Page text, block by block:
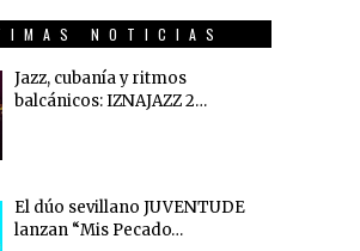
NOTICIAS
Jazz, cubanía y ritmos
balcánicos: IZNAJAZZ 2…
El dúo sevillano JUVENTUDE
lanzan “Mis Pecado…